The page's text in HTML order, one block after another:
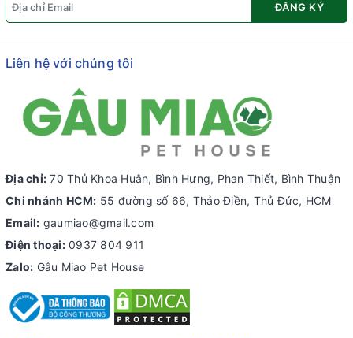
ĐĂNG KÝ
Liên hệ với chúng tôi
Địa chỉ: 70 Thủ Khoa Huân, Bình Hưng, Phan Thiết, Bình Thuận
Chi nhánh HCM: 55 đường số 66, Thảo Điền, Thủ Đức, HCM
Email: gaumiao@gmail.com
Điện thoại: 0937 804 911
Zalo: Gâu Miao Pet House